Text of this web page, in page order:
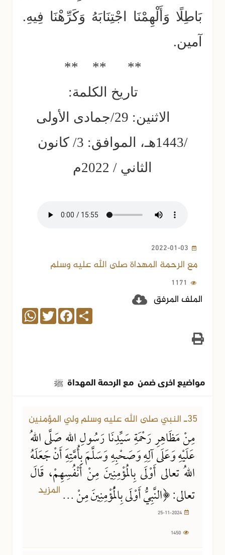
بَاطِلًا وَأَلْهِمْنَا اجْتِنَابَهُ وَكَرِّهْنَا فِيهِ.
آمين.
** ** **
تاريخ الكلمة:
الاثنين: 29/جمادى الأولى
/1443هـ، الموافق: 3/ كانون
الثاني / 2022م
2022-01-03
مع الرحمة المهداة صلى الله عليه وسلم
1171
الملف المرفق
Share
Facebook
Twitter
WhatsApp
مواضيع اخرى ضمن مع الرحمة المهداة ﷺ
35ـ النبي صلى الله عليه وسلم ولي المؤمنين
مِنْ مَظَاهِرِ رَحْمَةِ سَيِّدِنَا رَسُولِ اللهِ صَلَّى اللهُ
عَلَيْهِ وَعَلَى آلِهِ وَصَحْبِهِ وَسَلَّمَ بِأُمَّتِهِ أَنْ جَعَلَهُ
اللهُ تعالى أَوْلَى بِالمُؤْمِنِينَ مِنْ أَنْفُسِهِمْ، قَالَ
تعالى: ﴿النَّبِيُّ أَوْلَى بِالْمُؤْمِنِينَ مِنْ ... المزيد